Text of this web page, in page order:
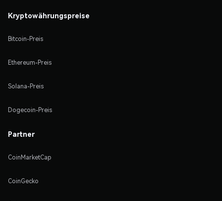
Kryptowährungspreise
Bitcoin-Preis
Ethereum-Preis
Solana-Preis
Dogecoin-Preis
Partner
CoinMarketCap
CoinGecko